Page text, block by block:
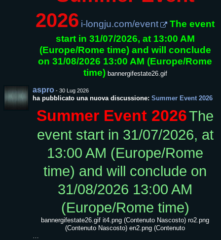
2026 i-longju.com/event
The event
start in 31/07/2026, at 13:00 AM
(Europe/Rome time) and will conclude
on 31/08/2026 13:00 AM (Europe/Rome
time) bannergifestate26.gif
aspro - 30 Lug 2026
ha pubblicato una nuova discussione: Summer Event 2026
Summer Event 2026The
event start in 31/07/2026, at
13:00 AM (Europe/Rome
time) and will conclude on
31/08/2026 13:00 AM
(Europe/Rome time)
bannergifestate26.gif it4.png (Contenuto Nascosto) ro2.png
(Contenuto Nascosto) en2.png (Contenuto
…